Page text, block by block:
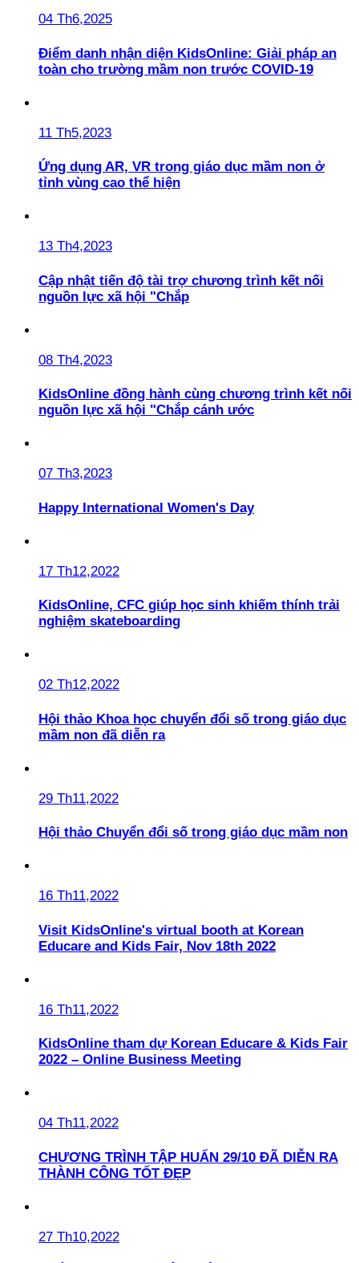
04 Th6,2025
Điểm danh nhận diện KidsOnline: Giải pháp an
toàn cho trường mầm non trước COVID-19
11 Th5,2023
Ứng dụng AR, VR trong giáo dục mầm non ở
tỉnh vùng cao thể hiện
13 Th4,2023
Cập nhật tiến độ tài trợ chương trình kết nối
nguồn lực xã hội "Chắp
08 Th4,2023
KidsOnline đồng hành cùng chương trình kết nối
nguồn lực xã hội "Chắp cánh ước
07 Th3,2023
Happy International Women's Day
17 Th12,2022
KidsOnline, CFC giúp học sinh khiếm thính trải
nghiệm skateboarding
02 Th12,2022
Hội thảo Khoa học chuyển đổi số trong giáo dục
mầm non đã diễn ra
29 Th11,2022
Hội thảo Chuyển đổi số trong giáo dục mầm non
16 Th11,2022
Visit KidsOnline's virtual booth at Korean
Educare and Kids Fair, Nov 18th 2022
16 Th11,2022
KidsOnline tham dự Korean Educare & Kids Fair
2022 – Online Business Meeting
04 Th11,2022
CHƯƠNG TRÌNH TẬP HUẤN 29/10 ĐÃ DIỄN RA
THÀNH CÔNG TỐT ĐẸP
27 Th10,2022